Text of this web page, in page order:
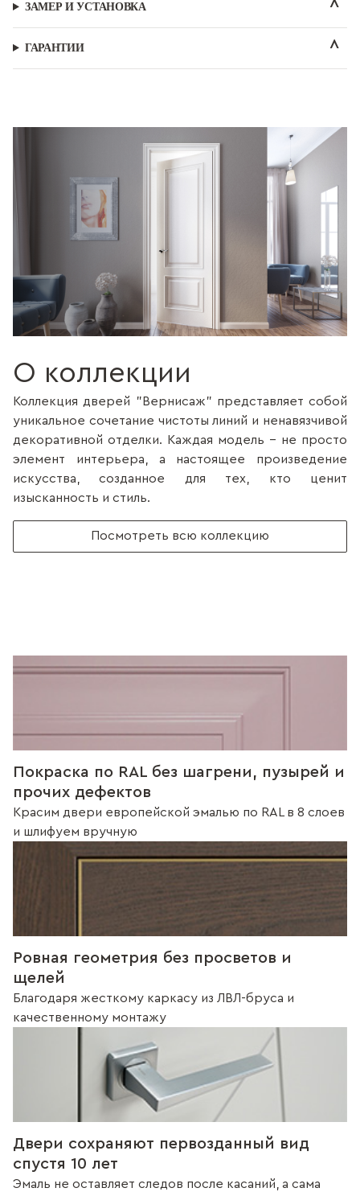
ЗАМЕР И УСТАНОВКА
ГАРАНТИИ
О коллекции
Коллекция дверей "Вернисаж" представляет собой
уникальное сочетание чистоты линий и ненавязчивой
декоративной отделки. Каждая модель - не просто
элемент интерьера, а настоящее произведение
искусства, созданное для тех, кто ценит
изысканность и стиль.
Посмотреть всю коллекцию
Покраска по RAL без шагрени, пузырей и
прочих дефектов
Красим двери европейской эмалью по RAL в 8 слоев
и шлифуем вручную
Ровная геометрия без просветов и
щелей
Благодаря жесткому каркасу из ЛВЛ-бруса и
качественному монтажу
Двери сохраняют первозданный вид
спустя 10 лет
Эмаль не оставляет следов после касаний, а сама